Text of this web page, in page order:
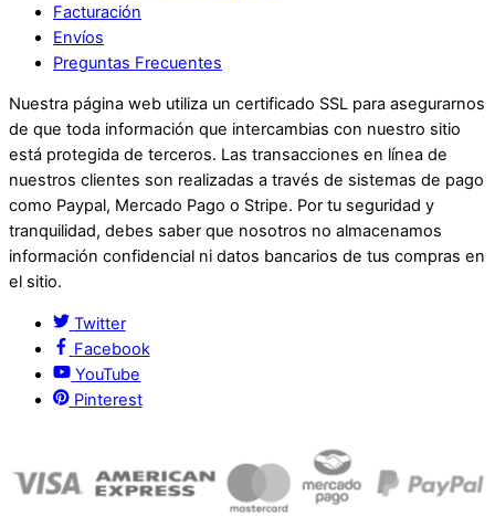
Facturación
Envíos
Preguntas Frecuentes
Nuestra página web utiliza un certificado SSL para asegurarnos
de que toda información que intercambias con nuestro sitio
está protegida de terceros. Las transacciones en línea de
nuestros clientes son realizadas a través de sistemas de pago
como Paypal, Mercado Pago o Stripe. Por tu seguridad y
tranquilidad, debes saber que nosotros no almacenamos
información confidencial ni datos bancarios de tus compras en
el sitio.
Twitter
Facebook
YouTube
Pinterest